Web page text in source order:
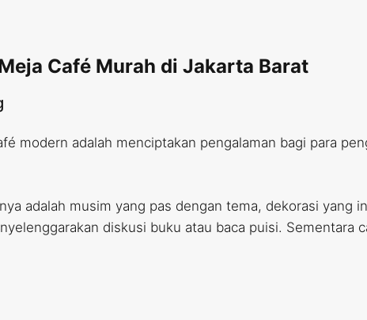
Café Murah di Jakarta Barat
modern adalah menciptakan pengalaman bagi para
adalah musim yang pas dengan tema, dekorasi yang
diskusi buku atau baca puisi. Sementara